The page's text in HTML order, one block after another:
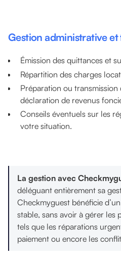
Gestion administrative et
Émission des quittances et
Répartition des charges
Préparation ou
déclaration de revenus
Conseils éventuels sur les
votre situation.
La gestion avec
déléguant entièrement sa
Checkmyguest bénéficie
stable, sans avoir à gérer les
tels que les réparations
paiement ou encore les